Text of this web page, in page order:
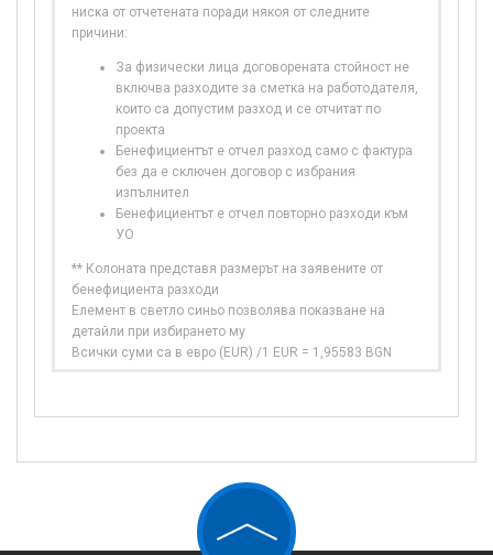
ниска от отчетената поради някоя от следните
причини:
За физически лица договорената стойност не
включва разходите за сметка на работодателя,
които са допустим разход и се отчитат по
проекта
Бенефициентът е отчел разход само с фактура
без да е сключен договор с избрания
изпълнител
Бенефициентът е отчел повторно разходи към
УО
** Колоната представя размерът на заявените от
бенефициента разходи
Елемент в светло синьо позволява показване на
детайли при избирането му
Всички суми са в евро (EUR) /1 EUR = 1,95583 BGN